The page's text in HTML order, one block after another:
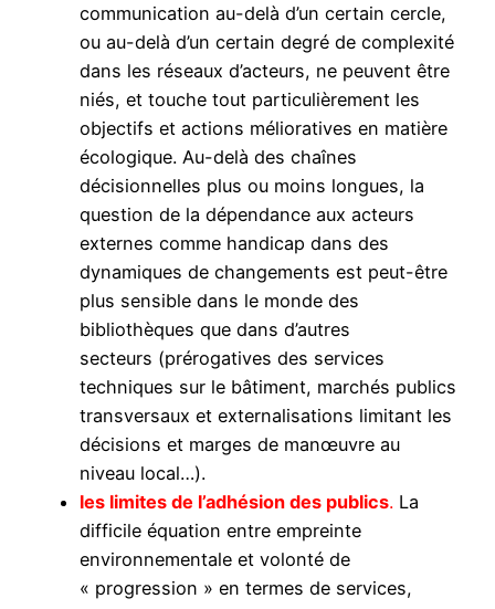
communication au-delà d’un certain cercle,
ou au-delà d’un certain degré de complexité
dans les réseaux d’acteurs, ne peuvent être
niés, et touche tout particulièrement les
objectifs et actions mélioratives en matière
écologique. Au-delà des chaînes
décisionnelles plus ou moins longues, la
question de la dépendance aux acteurs
externes comme handicap dans des
dynamiques de changements est peut-être
plus sensible dans le monde des
bibliothèques que dans d’autres
secteurs (prérogatives des services
techniques sur le bâtiment, marchés publics
transversaux et externalisations limitant les
décisions et marges de manœuvre au
niveau local…).
les limites de l’adhésion des publics. La
difficile équation entre empreinte
environnementale et volonté de
« progression » en termes de services,